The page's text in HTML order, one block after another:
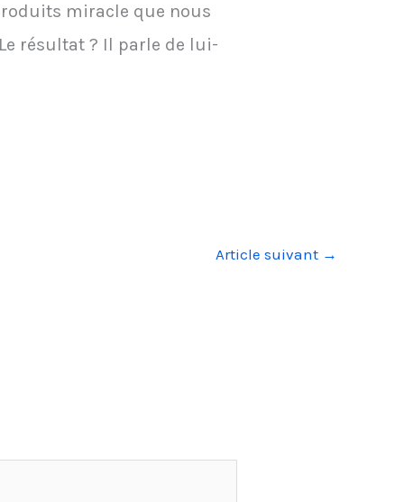
miracle que nous
résultat ? Il parle de lui-
Article suivant →